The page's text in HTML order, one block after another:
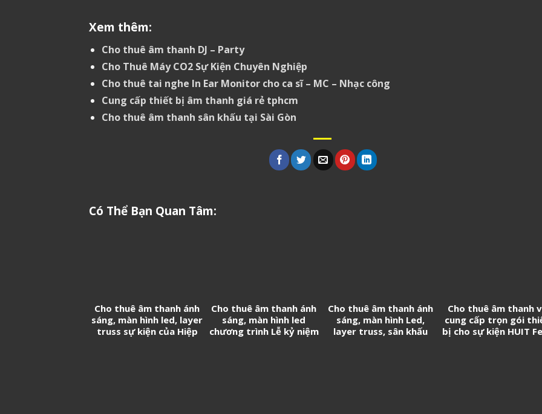
Xem thêm:
Cho thuê âm thanh DJ – Party
Cho Thuê Máy CO2 Sự Kiện Chuyên Nghiệp
Cho thuê tai nghe In Ear Monitor cho ca sĩ – MC – Nhạc công
Cung cấp thiết bị âm thanh giá rẻ tphcm
Cho thuê âm thanh sân khấu tại Sài Gòn
Có Thể Bạn Quan Tâm:
Cho thuê âm thanh ánh
sáng, màn hình led, layer
truss sự kiện của Hiệp
Cho thuê âm thanh ánh
sáng, màn hình led
chương trình Lễ kỷ niệm
Cho thuê âm thanh ánh
sáng, màn hình Led,
layer truss, sân khấu
Cho thuê âm thanh
cung cấp trọn gói
bị cho sự kiện HUIT